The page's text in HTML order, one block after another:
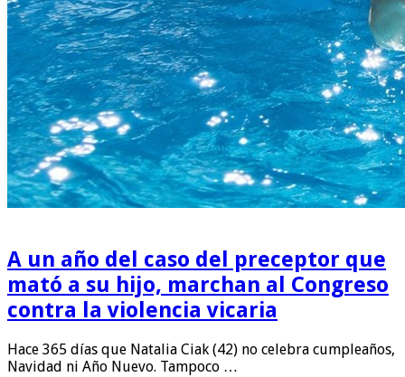
A un año del caso del preceptor que
mató a su hijo, marchan al Congreso
contra la violencia vicaria
Hace 365 días que Natalia Ciak (42) no celebra cumpleaños,
Navidad ni Año Nuevo. Tampoco …